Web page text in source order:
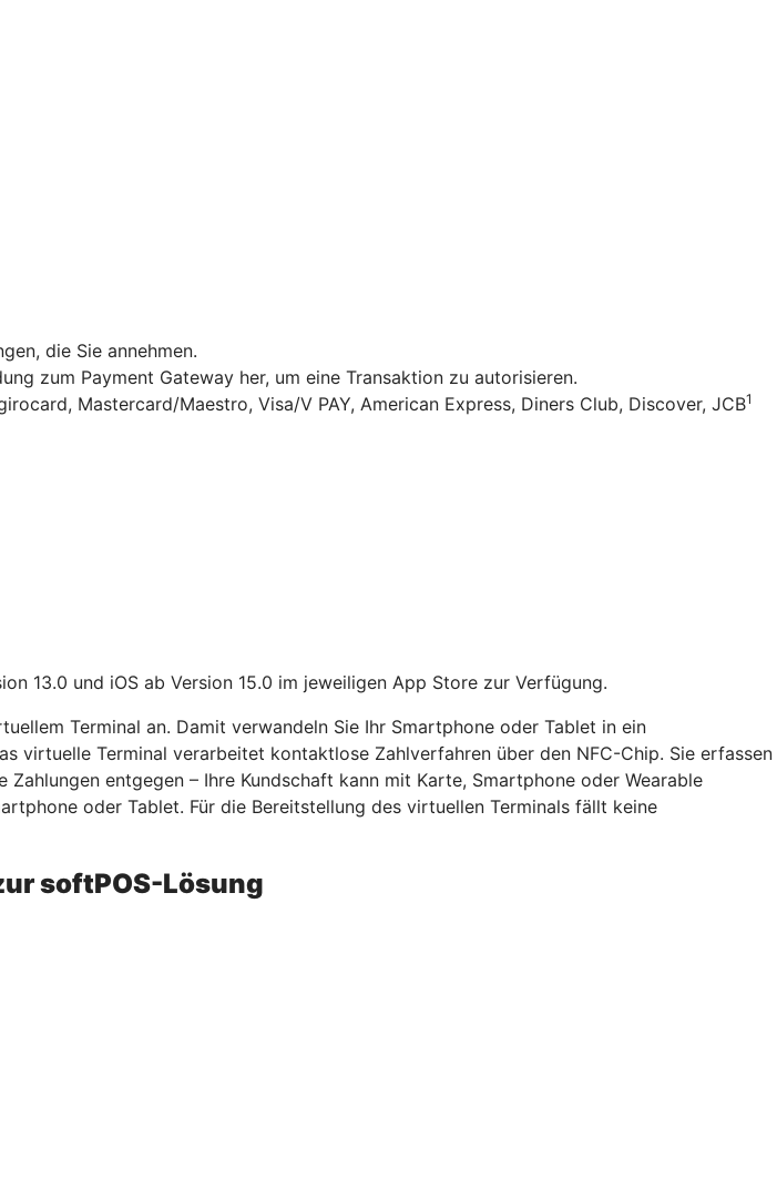
die Sie annehmen.
zum Payment Gateway her, um eine Transaktion zu autorisieren.
Mastercard/Maestro, Visa/V PAY, American Express, Diners Club, Discover, JCB1
13.0 und iOS ab Version 15.0 im jeweiligen App Store zur Verfügung.
Terminal an. Damit verwandeln Sie Ihr Smartphone oder Tablet in ein
virtuelle Terminal verarbeitet kontaktlose Zahlverfahren über den NFC-Chip. Sie erfassen
entgegen – Ihre Kundschaft kann mit Karte, Smartphone oder Wearable
oder Tablet. Für die Bereitstellung des virtuellen Terminals fällt keine
softPOS-Lösung